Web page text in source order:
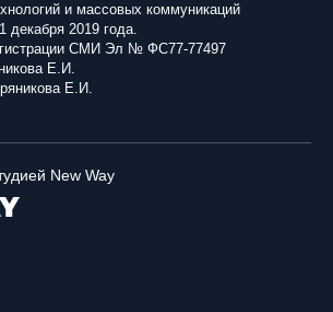
и массовых коммуникаций
декабря 2019 года.
СМИ Эл № ФС77-77497
Е.И.
Е.И.
New Way